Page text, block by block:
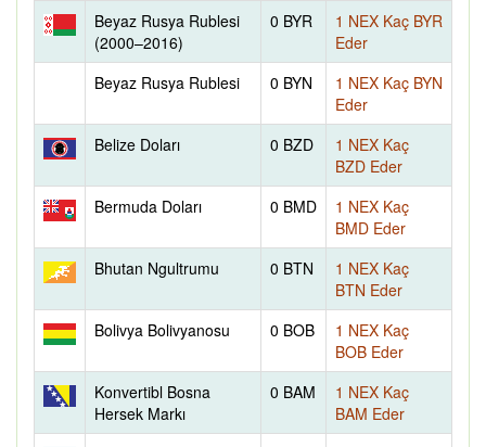
Beyaz Rusya Rublesi
(2000–2016)
0 BYR
1 NEX Kaç BYR
Eder
Beyaz Rusya Rublesi
0 BYN
1 NEX Kaç BYN
Eder
Belize Doları
0 BZD
1 NEX Kaç
BZD Eder
Bermuda Doları
0 BMD
1 NEX Kaç
BMD Eder
Bhutan Ngultrumu
0 BTN
1 NEX Kaç
BTN Eder
Bolivya Bolivyanosu
0 BOB
1 NEX Kaç
BOB Eder
Konvertibl Bosna
Hersek Markı
0 BAM
1 NEX Kaç
BAM Eder